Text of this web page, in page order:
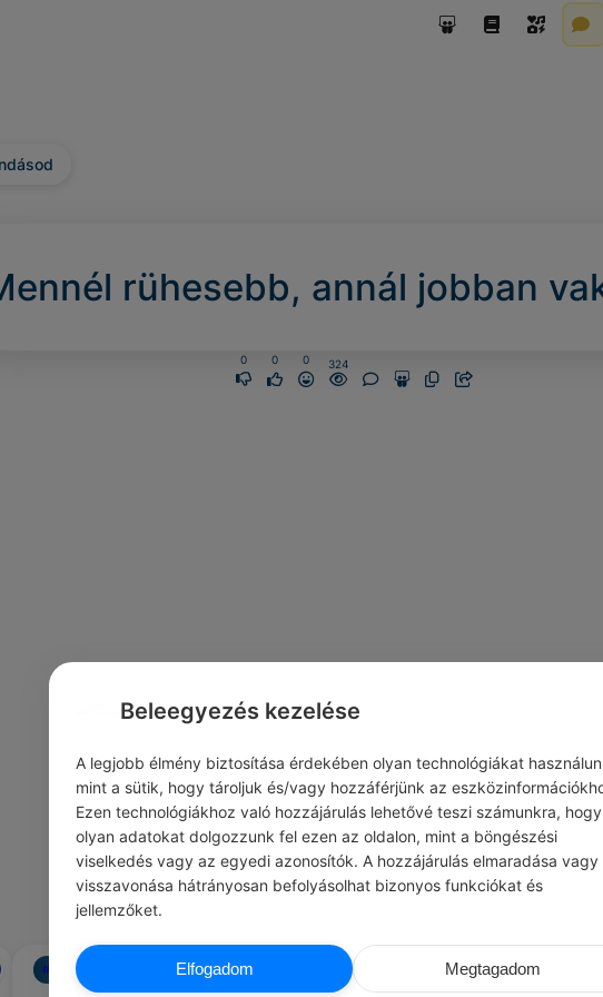
rühesebb, annál jobban
0 0 0 324
#JÓ TANÁCS #IDÉZETEK VÁLTOZÁS
Beleegyezés kezelése
A legjobb élmény biztosítása érdekében olyan technológiákat
mint a sütik, hogy tároljuk és/vagy hozzáférjünk az
Ezen technológiákhoz való hozzájárulás lehetővé teszi számunkra, hogy
olyan adatokat dolgozzunk fel ezen az oldalon, mint a böngészési
viselkedés vagy az egyedi azonosítók. A hozzájárulás elmaradása vagy
visszavonása hátrányosan befolyásolhat bizonyos funkciókat és
jellemzőket.
Elfogadom Megtagadom